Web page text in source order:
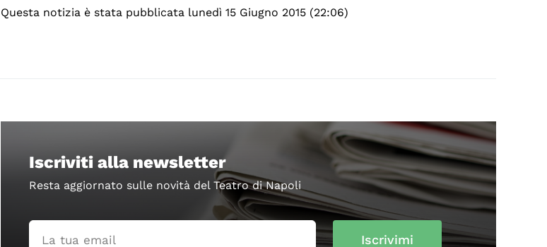
Questa notizia è stata pubblicata lunedì 15 Giugno 2015 (22:06)
Iscriviti alla newsletter
Resta aggiornato sulle novità del Teatro di Napoli
Iscrivimi